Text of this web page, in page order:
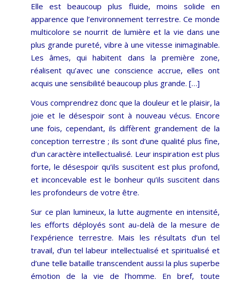
Elle est beaucoup plus fluide, moins solide en
apparence que l’environnement terrestre. Ce monde
multicolore se nourrit de lumière et la vie dans une
plus grande pureté, vibre à une vitesse inimaginable.
Les âmes, qui habitent dans la première zone,
réalisent qu’avec une conscience accrue, elles ont
acquis une sensibilité beaucoup plus grande. […]
Vous comprendrez donc que la douleur et le plaisir, la
joie et le désespoir sont à nouveau vécus. Encore
une fois, cependant, ils diffèrent grandement de la
conception terrestre ; ils sont d’une qualité plus fine,
d’un caractère intellectualisé. Leur inspiration est plus
forte, le désespoir qu’ils suscitent est plus profond,
et inconcevable est le bonheur qu’ils suscitent dans
les profondeurs de votre être.
Sur ce plan lumineux, la lutte augmente en intensité,
les efforts déployés sont au-delà de la mesure de
l’expérience terrestre. Mais les résultats d’un tel
travail, d’un tel labeur intellectualisé et spiritualisé et
d’une telle bataille transcendent aussi la plus superbe
émotion de la vie de l’homme. En bref, toute